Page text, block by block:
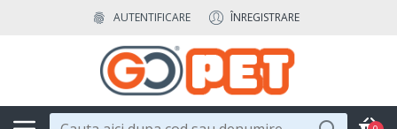
AUTENTIFICARE ÎNREGISTRARE